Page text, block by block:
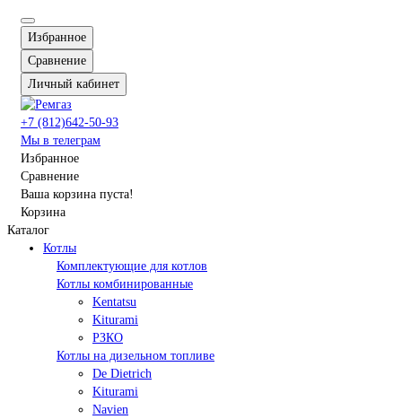
Избранное
Сравнение
Личный кабинет
+7 (812)642-50-93
Мы в телеграм
Избранное
Сравнение
Ваша корзина пуста!
Корзина
Каталог
Котлы
Комплектующие для котлов
Котлы комбинированные
Kentatsu
Kiturami
РЗКО
Котлы на дизельном топливе
De Dietrich
Kiturami
Navien